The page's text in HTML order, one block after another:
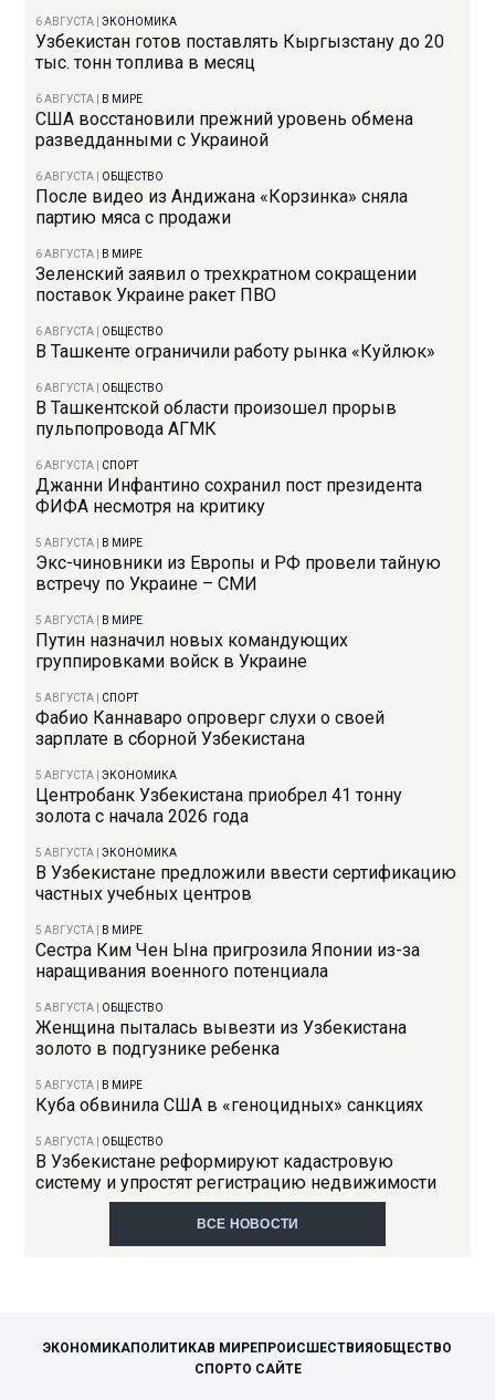
6 АВГУСТА |ЭКОНОМИКА
Узбекистан готов поставлять Кыргызстану до 20
тыс. тонн топлива в месяц
6 АВГУСТА В МИРЕ
США восстановили прежний уровень обмена
разведданными с Украиной
6 АВГУСТА ОБЩЕСТВО
После видео из Андижана «Корзинка» сняла
партию мяса с продажи
6 АВГУСТА В МИРЕ
Зеленский заявил о трехкратном сокращении
поставок Украине ракет ПВО
6 АВГУСТА ОБЩЕСТВО
В Ташкенте ограничили работу рынка «Куйлюк»
6 АВГУСТА ОБЩЕСТВО
В Ташкентской области произошел прорыв
пульпопровода АГМК
6 АВГУСТА СПОРТ
Джанни Инфантино сохранил пост президента
ФИФА несмотря на критику
5 АВГУСТА В МИРЕ
Экс-чиновники из Европы и РФ провели тайную
встречу по Украине – СМИ
5 АВГУСТА В МИРЕ
Путин назначил новых командующих
группировками войск в Украине
5 АВГУСТА СПОРТ
Фабио Каннаваро опроверг слухи о своей
зарплате в сборной Узбекистана
5 АВГУСТА |ЭКОНОМИКА
Центробанк Узбекистана приобрел 41 тонну
золота с начала 2026 года
5 АВГУСТА |ЭКОНОМИКА
В Узбекистане предложили ввести сертификацию
частных учебных центров
5 АВГУСТА В МИРЕ
Сестра Ким Чен Ына пригрозила Японии из-за
наращивания военного потенциала
5 АВГУСТА ОБЩЕСТВО
Женщина пыталась вывезти из Узбекистана
золото в подгузнике ребенка
5 АВГУСТА В МИРЕ
Куба обвинила США в «геноцидных» санкциях
5 АВГУСТА ОБЩЕСТВО
В Узбекистане реформируют кадастровую
систему и упростят регистрацию недвижимости
ВСЕ НОВОСТИ
ЭКОНОМИКАПОЛИТИКАВ МИРЕПРОИСШЕСТВИЯ ОБЩЕСТВО
СПОРТО САЙТЕ